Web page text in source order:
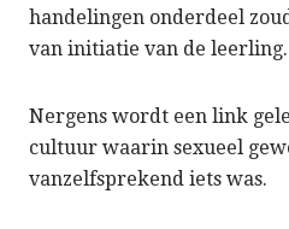
handelingen onderdeel
van initiatie van de leerling.
Nergens wordt een link
cultuur waarin sexueel
vanzelfsprekend iets was.